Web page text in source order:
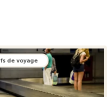
de voyage